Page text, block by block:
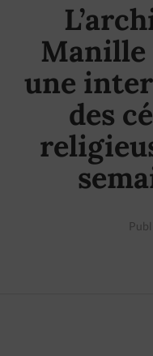
Manille
une
des